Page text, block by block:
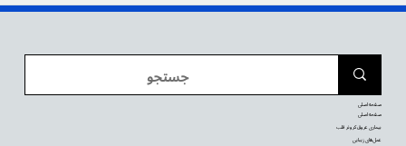
صفحه اصلی
صفحه اصلی
بیماری عروق کرونر قلب
عمل‌های زیبایی